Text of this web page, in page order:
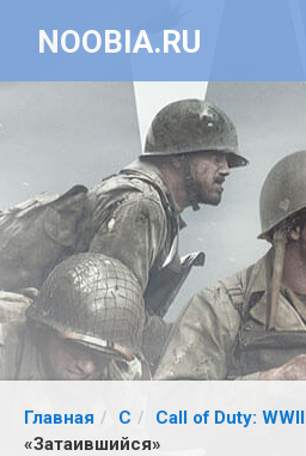
NOOBIA.RU
Главная C Call of Duty: WWII
«Затаившийся»